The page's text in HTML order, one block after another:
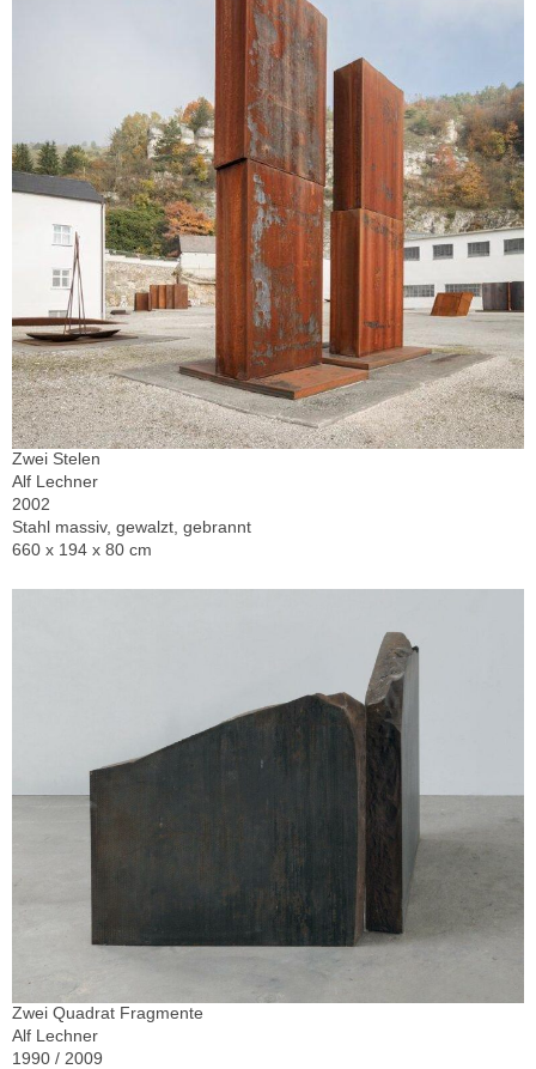
Zwei Stelen
Alf Lechner
2002
Stahl massiv, gewalzt, gebrannt
660 x 194 x 80 cm
Zwei Quadrat Fragmente
Alf Lechner
1990 / 2009